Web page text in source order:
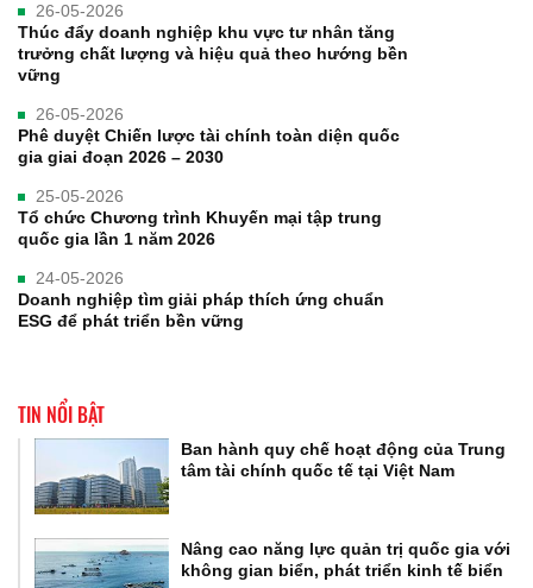
26-05-2026
Thúc đẩy doanh nghiệp khu vực tư nhân tăng
trưởng chất lượng và hiệu quả theo hướng bền
vững
26-05-2026
Phê duyệt Chiến lược tài chính toàn diện quốc
gia giai đoạn 2026 – 2030
25-05-2026
Tổ chức Chương trình Khuyến mại tập trung
quốc gia lần 1 năm 2026
24-05-2026
Doanh nghiệp tìm giải pháp thích ứng chuẩn
ESG để phát triển bền vững
TIN NỔI BẬT
Ban hành quy chế hoạt động của Trung
tâm tài chính quốc tế tại Việt Nam
Nâng cao năng lực quản trị quốc gia với
không gian biển, phát triển kinh tế biển